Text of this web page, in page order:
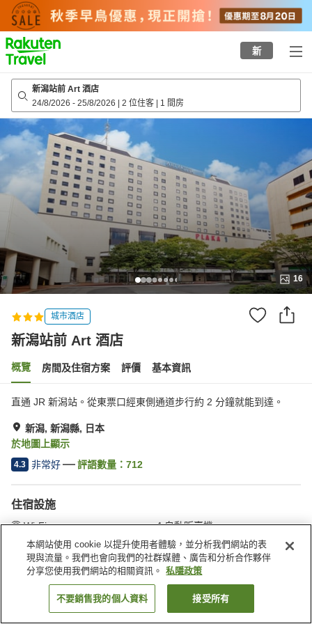
to
top
page
新
新潟站前 Art 酒店
24/8/2026 - 25/8/2026 | 2 位住客 | 1 間房
16
城市酒店
新潟站前 Art 酒店
概覽 房間及住宿方案 評價 基本資訊
直通 JR 新潟站。從東票口經東側通道步行約 2 分鐘就能到達。
新潟, 新潟縣, 日本
於地圖上顯示
4.3 非常好 評語數量： 712
住宿設施
Wi-Fi
自動販賣機
會議室
宴會廳
主頁 日本 新潟縣 新潟 新潟站前 Art 酒店
找客房
本網站使用 cookie 以提升使用者體驗，並分析我們網站的表
現與流量。我們也會向我們的社群媒體、廣告和分析合作夥伴
分享您使用我們網站的相關資訊。
私隱政策
不要銷售我的個人資料 接受所有